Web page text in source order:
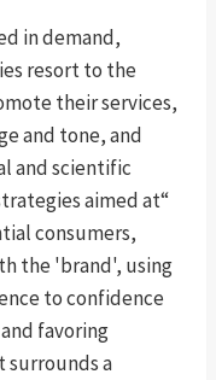
in demand,
resort to the
their services,
and tone, and
and scientific
aimed at“
consumers,
the 'brand', using
to confidence
favoring
surrounds a